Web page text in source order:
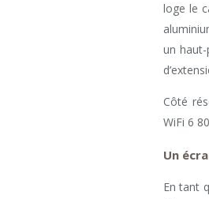
loge le
un haut-
Côté
WiFi 6
Un
En tant